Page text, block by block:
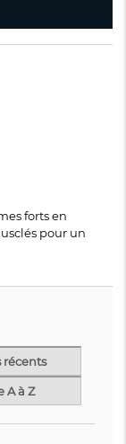
forts en
pour un
récents
A à Z